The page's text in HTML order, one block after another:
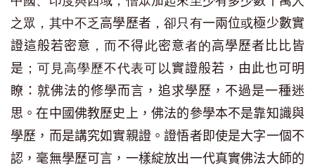
之眾，其中不乏 高學歷者 ，卻只有一兩位或極少數實
證這般若密意 ，而不得此密意者的高學歷者 比比皆
是 ；可見高學歷不代表可以實證般若，由此也可明
瞭：就佛法的修學而言，追求學歷，不過是一種迷
思。在中國佛教歷史上，佛法的參學本不是靠知識與
學歷，而是講究如實親證。證悟者即使是大字一個不
認，毫無學歷可言，一樣綻放出一代真實佛法大師的